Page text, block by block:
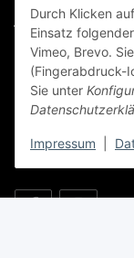
Durch Klicken
Einsatz
Vimeo, Brevo.
(Fingerabdruck-
Sie unter
Impressum
jersey@htr-
Für Teamwear
teamwear@htr-
Für